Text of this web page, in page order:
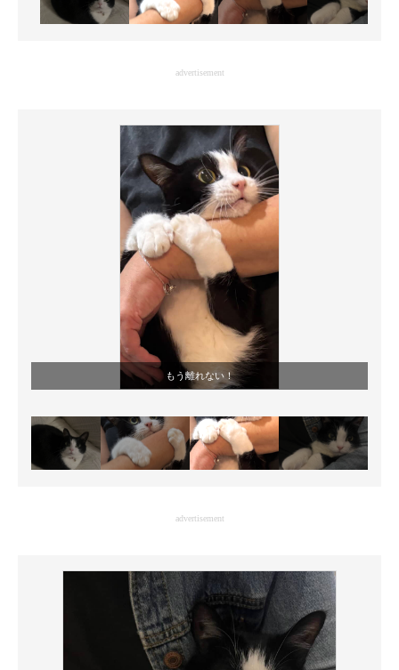
advertisement
もう離れない！
advertisement